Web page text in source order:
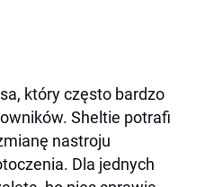
który często bardzo
Sheltie potrafi
nastroju
Dla jednych